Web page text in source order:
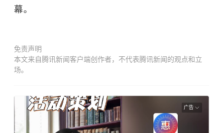
幕。
免责声明
本文来自腾讯新闻客户端创作者，不代表腾讯新闻的观点和立
场。
广告